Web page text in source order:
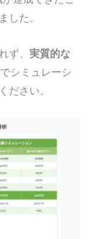
した。
ず、実質的な
シミュレーシ
ださい。